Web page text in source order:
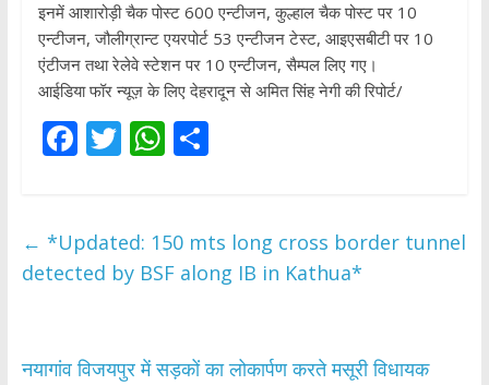
इनमें आशारोड़ी चैक पोस्ट 600 एन्टीजन, कुल्हाल चैक पोस्ट पर 10
एन्टीजन, जौलीग्रान्ट एयरपोर्ट 53 एन्टीजन टेस्ट, आइएसबीटी पर 10
एंटीजन तथा रेलेवे स्टेशन पर 10 एन्टीजन, सैम्पल लिए गए।
आईडिया फॉर न्यूज़ के लिए देहरादून से अमित सिंह नेगी की रिपोर्ट/
F
b
o
k
T
er
W
s
A
S
e
← *Updated: 150 mts long cross border tunnel
detected by BSF along IB in Kathua*
नयागांव विजयपुर में सड़कों का लोकार्पण करते मसूरी विधायक